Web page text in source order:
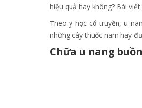
hiệu quả hay không? Bài
Theo y học cổ truyền, u
những cây thuốc nam hay
Chữa u nang